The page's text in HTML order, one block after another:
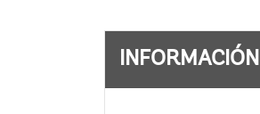
INFORMACIÓN